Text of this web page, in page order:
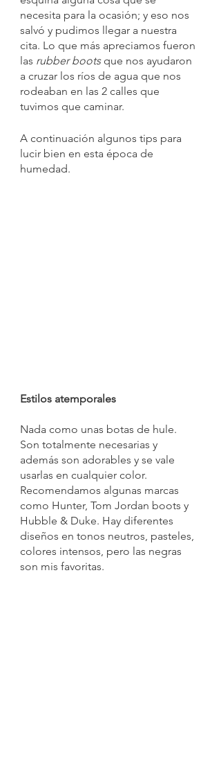
necesita para la ocasión; y eso nos
salvó y pudimos llegar a nuestra
cita. Lo que más apreciamos fueron
las rubber boots que nos ayudaron
a cruzar los ríos de agua que nos
rodeaban en las 2 calles que
tuvimos que caminar.
A continuación algunos tips para
lucir bien en esta época de
humedad.
Estilos atemporales
Nada como unas botas de hule.
Son totalmente necesarias y
además son adorables y se vale
usarlas en cualquier color.
Recomendamos algunas marcas
como Hunter, Tom Jordan boots y
Hubble & Duke. Hay diferentes
diseños en tonos neutros, pasteles,
colores intensos, pero las negras
son mis favoritas.